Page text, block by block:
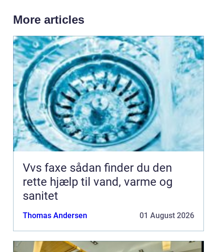
More articles
Vvs faxe sådan finder du den
rette hjælp til vand, varme og
sanitet
Thomas Andersen 01 August 2026